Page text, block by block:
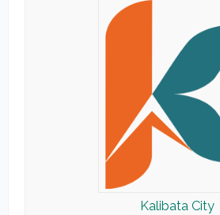
Kalibata City